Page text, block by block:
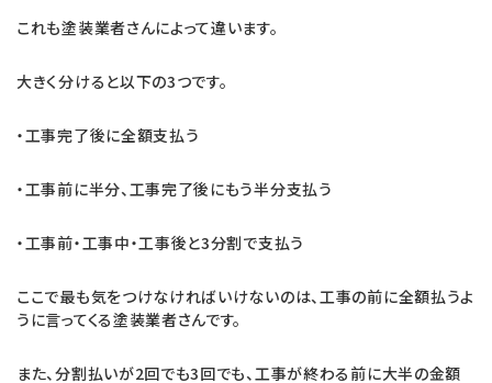
これも塗装業者さんによって違います。
大きく分けると以下の3つです。
・工事完了後に全額支払う
・工事前に半分、工事完了後にもう半分支払う
・工事前・工事中・工事後と3分割で支払う
ここで最も気をつけなければいけないのは、工事の前に全額払うよ
うに言ってくる塗装業者さんです。
また、分割払いが2回でも3回でも、工事が終わる前に大半の金額